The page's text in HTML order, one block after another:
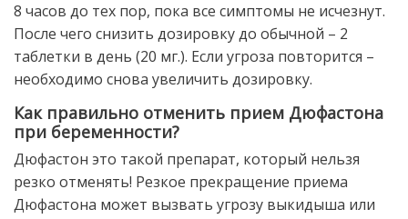
8 часов до тех пор, пока все симптомы не исчезнут.
После чего снизить дозировку до обычной – 2
таблетки в день (20 мг.). Если угроза повторится –
необходимо снова увеличить дозировку.
Как правильно отменить прием Дюфастона
при беременности?
Дюфастон это такой препарат, который нельзя
резко отменять! Резкое прекращение приема
Дюфастона может вызвать угрозу выкидыша или